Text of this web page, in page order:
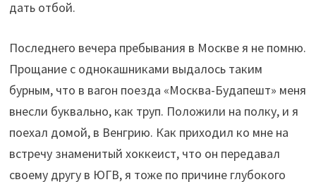
дать отбой.
Последнего вечера пребывания в Москве я не помню.
Прощание с однокашниками выдалось таким
бурным, что в вагон поезда «Москва-Будапешт» меня
внесли буквально, как труп. Положили на полку, и я
поехал домой, в Венгрию. Как приходил ко мне на
встречу знаменитый хоккеист, что он передавал
своему другу в ЮГВ, я тоже по причине глубокого